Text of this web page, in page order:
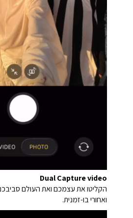
Dual Capture video
הקליטו את עצמכם ואת העולם
ואחורי בו-זמנית.